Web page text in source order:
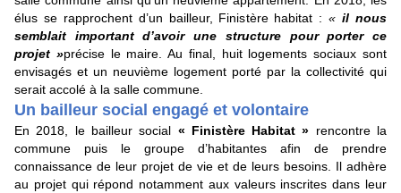
élus se rapprochent d’un bailleur, Finistère habitat :«il nous
semblait important d’avoir une structure pour porter ce
projet »précise le maire. Au final, huit logements sociaux sont
envisagés et un neuvième logement porté par la collectivité qui
serait accolé à la salle commune.
Un bailleur social engagé et volontaire
En 2018, le bailleur social « Finistère Habitat » rencontre la
commune puis le groupe d’habitantes afin de prendre
connaissance de leur projet de vie et de leurs besoins. Il adhère
au projet qui répond notamment aux valeurs inscrites dans leur